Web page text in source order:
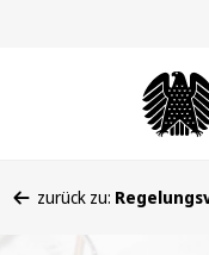
befinden
zurück zu: